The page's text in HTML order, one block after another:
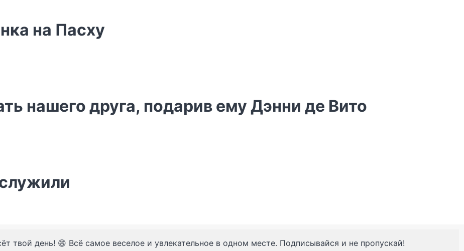
на Пасху
нашего друга, подарив ему Дэнни де Вито
твой день! 😄 Всё самое веселое и увлекательное в одном месте. Подписывайся и не пропускай!